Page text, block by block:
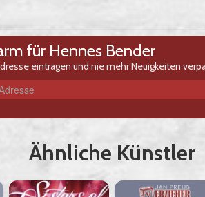
für Hennes Bender
eintragen und nie mehr Neuigkeiten
Ähnliche Künstler